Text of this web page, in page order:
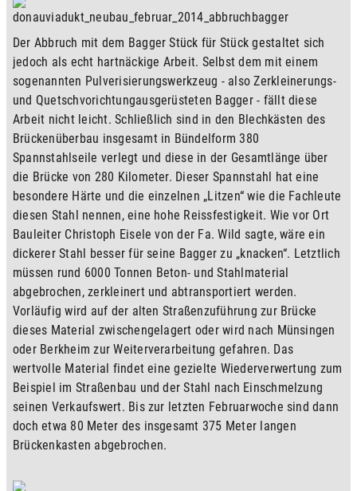
Der Abbruch mit dem Bagger Stück für Stück gestaltet sich
jedoch als echt hartnäckige Arbeit. Selbst dem mit einem
sogenannten Pulverisierungswerkzeug - also Zerkleinerungs-
und Quetschvorichtungausgerüsteten Bagger - fällt diese
Arbeit nicht leicht. Schließlich sind in den Blechkästen des
Brückenüberbau insgesamt in Bündelform 380
Spannstahlseile verlegt und diese in der Gesamtlänge über
die Brücke von 280 Kilometer. Dieser Spannstahl hat eine
besondere Härte und die einzelnen „Litzen“ wie die Fachleute
diesen Stahl nennen, eine hohe Reissfestigkeit. Wie vor Ort
Bauleiter Christoph Eisele von der Fa. Wild sagte, wäre ein
dickerer Stahl besser für seine Bagger zu „knacken“. Letztlich
müssen rund 6000 Tonnen Beton- und Stahlmaterial
abgebrochen, zerkleinert und abtransportiert werden.
Vorläufig wird auf der alten Straßenzuführung zur Brücke
dieses Material zwischengelagert oder wird nach Münsingen
oder Berkheim zur Weiterverarbeitung gefahren. Das
wertvolle Material findet eine gezielte Wiederverwertung zum
Beispiel im Straßenbau und der Stahl nach Einschmelzung
seinen Verkaufswert. Bis zur letzten Februarwoche sind dann
doch etwa 80 Meter des insgesamt 375 Meter langen
Brückenkasten abgebrochen.